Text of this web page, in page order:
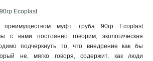
Ecoplast
преимуществом муфт труба 90гр Ecoplast
с вами постоянно говорим, экологическая
подчеркнуть то, что внедрение как бы
не, мягко говоря, содержит, как люди